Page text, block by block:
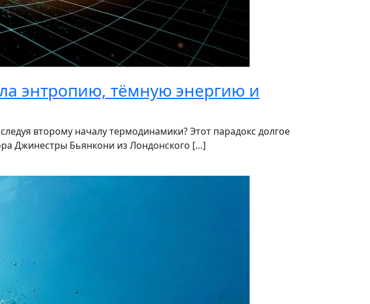
энтропию, тёмную энергию и
второму началу термодинамики? Этот парадокс долгое
Джинестры Бьянкони из Лондонского […]